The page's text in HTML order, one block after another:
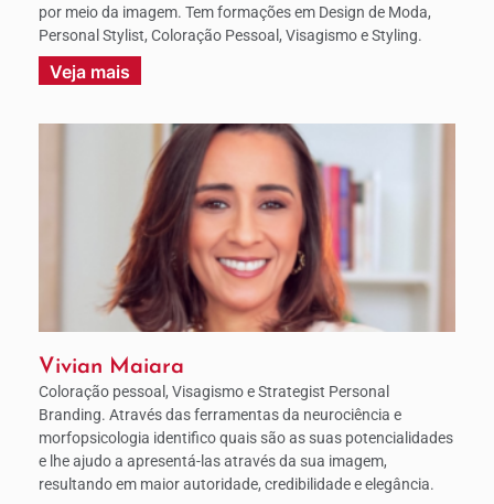
por meio da imagem. Tem formações em Design de Moda,
Personal Stylist, Coloração Pessoal, Visagismo e Styling.
Veja mais
Vivian Maiara
Coloração pessoal, Visagismo e Strategist Personal
Branding. Através das ferramentas da neurociência e
morfopsicologia identifico quais são as suas potencialidades
e lhe ajudo a apresentá-las através da sua imagem,
resultando em maior autoridade, credibilidade e elegância.